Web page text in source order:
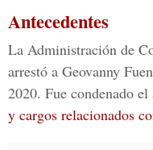
Antecedentes
La Administración de
arrestó a Geovanny
2020. Fue condenado el
y cargos relacionados